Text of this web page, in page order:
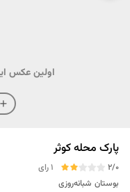
اولین عکس
پارک محله کوثر
2/0
1 رای
بوستان شبانه‌روزی